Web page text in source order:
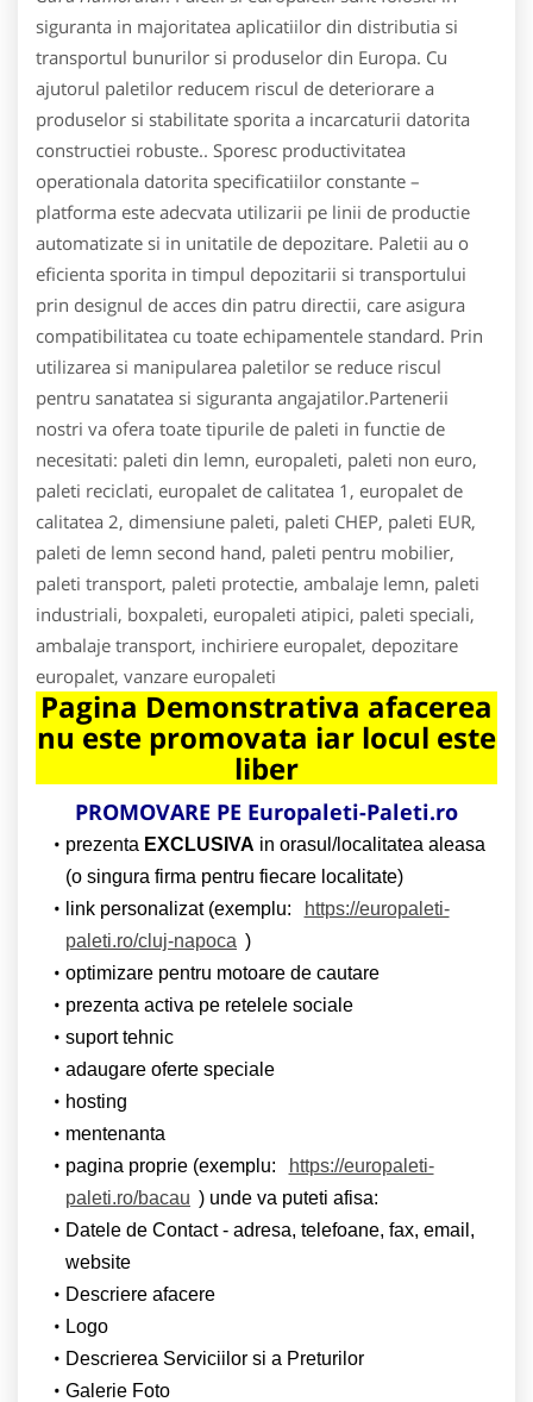
siguranta in majoritatea aplicatiilor din distributia si
transportul bunurilor si produselor din Europa. Cu
ajutorul paletilor reducem riscul de deteriorare a
produselor si stabilitate sporita a incarcaturii datorita
constructiei robuste.. Sporesc productivitatea
operationala datorita specificatiilor constante –
platforma este adecvata utilizarii pe linii de productie
automatizate si in unitatile de depozitare. Paletii au o
eficienta sporita in timpul depozitarii si transportului
prin designul de acces din patru directii, care asigura
compatibilitatea cu toate echipamentele standard. Prin
utilizarea si manipularea paletilor se reduce riscul
pentru sanatatea si siguranta angajatilor.Partenerii
nostri va ofera toate tipurile de paleti in functie de
necesitati: paleti din lemn, europaleti, paleti non euro,
paleti reciclati, europalet de calitatea 1, europalet de
calitatea 2, dimensiune paleti, paleti CHEP, paleti EUR,
paleti de lemn second hand, paleti pentru mobilier,
paleti transport, paleti protectie, ambalaje lemn, paleti
industriali, boxpaleti, europaleti atipici, paleti speciali,
ambalaje transport, inchiriere europalet, depozitare
europalet, vanzare europaleti
Pagina Demonstrativa afacerea
nu este promovata iar locul este
liber
PROMOVARE PE Europaleti-Paleti.ro
prezenta EXCLUSIVA in orasul/localitatea aleasa
(o singura firma pentru fiecare localitate)
link personalizat (exemplu:
https://europaleti-
paleti.ro/cluj-napoca )
optimizare pentru motoare de cautare
prezenta activa pe retelele sociale
suport tehnic
adaugare oferte speciale
hosting
mentenanta
pagina proprie (exemplu:
https://europaleti-
paleti.ro/bacau ) unde va puteti afisa:
Datele de Contact - adresa, telefoane, fax, email,
website
Descriere afacere
Logo
Descrierea Serviciilor si a Preturilor
Galerie Foto